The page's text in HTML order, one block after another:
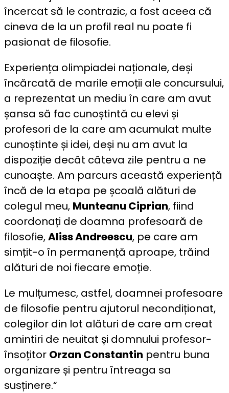
încercat să le contrazic, a fost aceea că
cineva de la un profil real nu poate fi
pasionat de filosofie.
Experiența olimpiadei naționale, deși
încărcată de marile emoții ale concursului,
a reprezentat un mediu în care am avut
șansa să fac cunoștintă cu elevi și
profesori de la care am acumulat multe
cunoștinte și idei, deși nu am avut la
dispoziție decât câteva zile pentru a ne
cunoaște. Am parcurs această experiență
încă de la etapa pe școală alături de
colegul meu, Munteanu Ciprian, fiind
coordonați de doamna profesoară de
filosofie,Aliss Andreescu, pe care am
simțit-o în permanență aproape, trăind
alături de noi fiecare emoție.
Le mulțumesc, astfel, doamnei profesoare
de filosofie pentru ajutorul necondiționat,
colegilor din lot alături de care am creat
amintiri de neuitat și domnului profesor-
însoțitor Orzan Constantin pentru buna
organizare și pentru întreaga sa
susținere.“